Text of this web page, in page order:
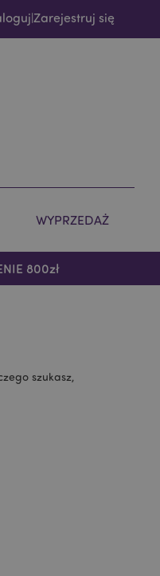
|Zarejestruj się
WYPRZEDAŻ
800zł
szukasz,